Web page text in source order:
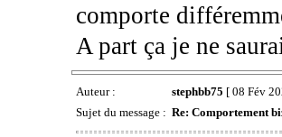
comporte
A part ça je ne
Auteur : stephbb75 [ 08 Fév
Sujet du message : Re: Comportement